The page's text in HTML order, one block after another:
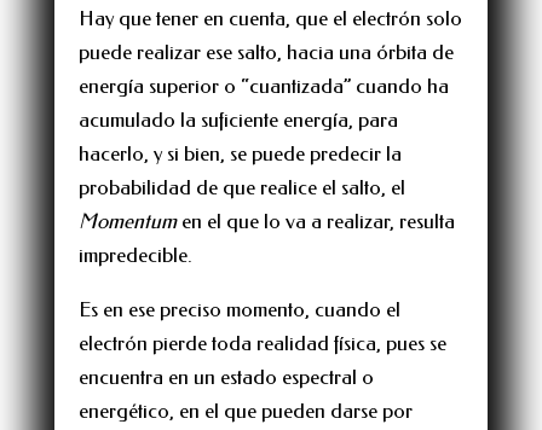
Hay que tener en cuenta, que el electrón solo
puede realizar ese salto, hacia una órbita de
energía superior o “cuantizada” cuando ha
acumulado la suficiente energía, para
hacerlo, y si bien, se puede predecir la
probabilidad de que realice el salto, el
Momentumen el que lo va a realizar, resulta
impredecible.
Es en ese preciso momento, cuando el
electrón pierde toda realidad física, pues se
encuentra en un estado espectral o
energético, en el que pueden darse por